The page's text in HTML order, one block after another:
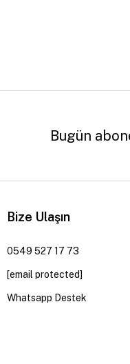
Bugün
Bize Ulaşın
0549 527 17 73
[email protected]
Whatsapp Destek